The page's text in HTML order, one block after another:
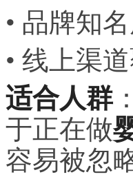
• 品牌知
• 线上渠
适合人群
于正在做
容易被忽